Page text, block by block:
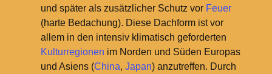
und später als zusätzlicher Schutz vor Feuer
(harte Bedachung). Diese Dachform ist vor
allem in den intensiv klimatisch geforderten
Kulturregionen im Norden und Süden Europas
und Asiens (China, Japan) anzutreffen. Durch